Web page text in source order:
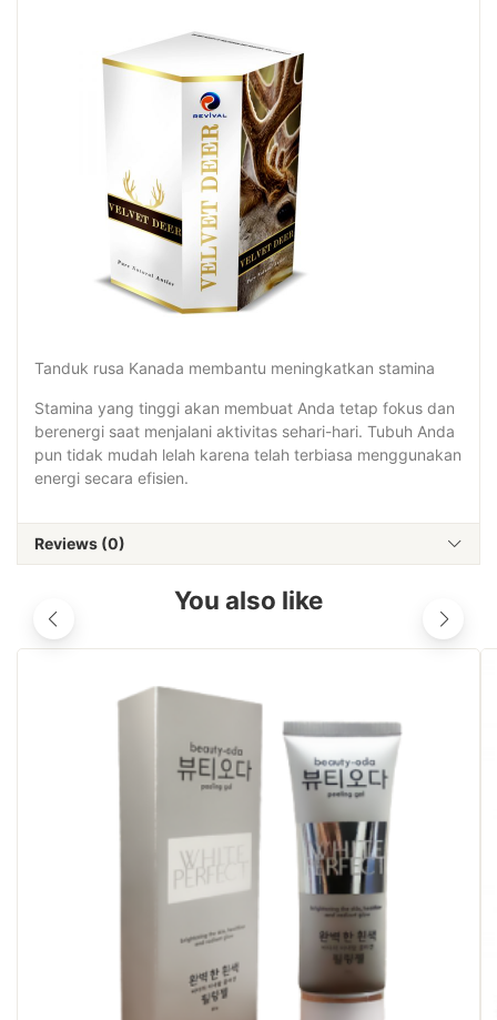
Tanduk rusa Kanada membantu meningkatkan stamina
Stamina yang tinggi akan membuat Anda tetap fokus dan
berenergi saat menjalani aktivitas sehari-hari. Tubuh Anda
pun tidak mudah lelah karena telah terbiasa menggunakan
energi secara efisien.
Reviews (0)
You also like